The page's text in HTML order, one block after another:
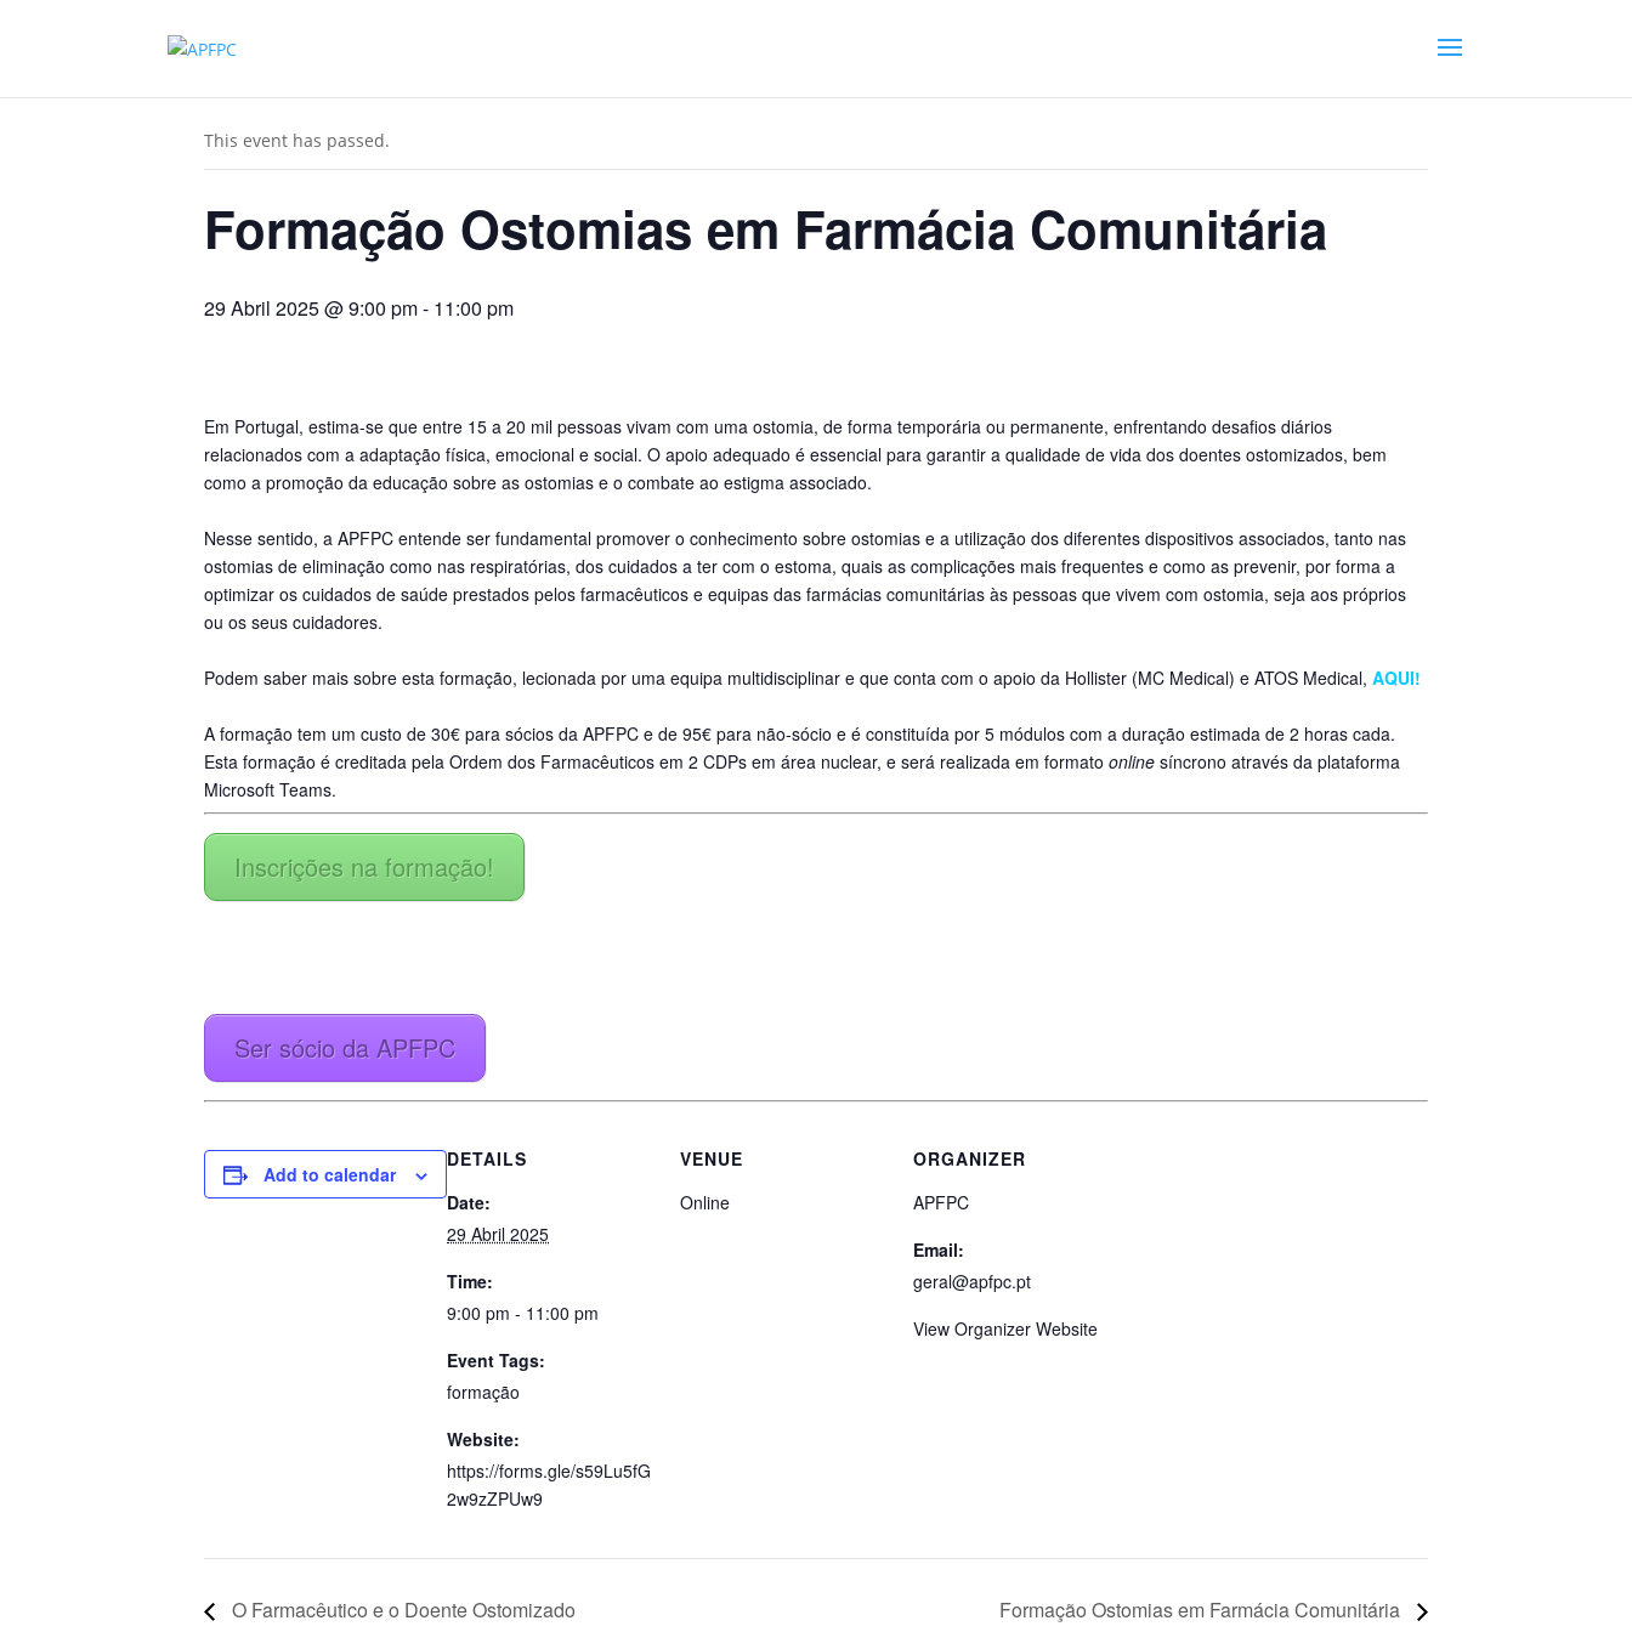
« All Events
This event has passed.
Formação Ostomias em Farmácia Comunitária
29 Abril 2025 @ 9:00 pm- 11:00 pm
Em Portugal, estima-se que entre 15 a 20 mil pessoas vivam com uma ostomia, de forma temporária ou permanente, enfrentando desafios diários
relacionados com a adaptação física, emocional e social. O apoio adequado é essencial para garantir a qualidade de vida dos doentes ostomizados, bem
como a promoção da educação sobre as ostomias e o combate ao estigma associado.
Nesse sentido, a APFPC entende ser fundamental promover o conhecimento sobre ostomias e a utilização dos diferentes dispositivos associados, tanto nas
ostomias de eliminação como nas respiratórias, dos cuidados a ter com o estoma, quais as complicações mais frequentes e como as prevenir, por forma a
optimizar os cuidados de saúde prestados pelos farmacêuticos e equipas das farmácias comunitárias às pessoas que vivem com ostomia, seja aos próprios
ou os seus cuidadores.
Podem saber mais sobre esta formação, lecionada por uma equipa multidisciplinar e que conta com o apoio da Hollister (MC Medical) e ATOS Medical, AQUI!
A formação tem um custo de 30€ para sócios da APFPC e de 95€ para não-sócio e é constituída por 5 módulos com a duração estimada de 2 horas cada.
Esta formação é creditada pela Ordem dos Farmacêuticos em 2 CDPs em área nuclear, e será realizada em formato online síncrono através da plataforma
Microsoft Teams.
Inscrições na formação!
Ser sócio da APFPC
Add to calendar
DETAILS
Date:
29 Abril 2025
Time:
9:00 pm - 11:00 pm
Event Tags:
formação
Website:
https://forms.gle/s59Lu5fG
2w9zZPUw9
VENUE
Online
ORGANIZER
APFPC
Email:
geral@apfpc.pt
View Organizer Website
O Farmacêutico e o Doente Ostomizado Formação Ostomias em Farmácia Comunitária